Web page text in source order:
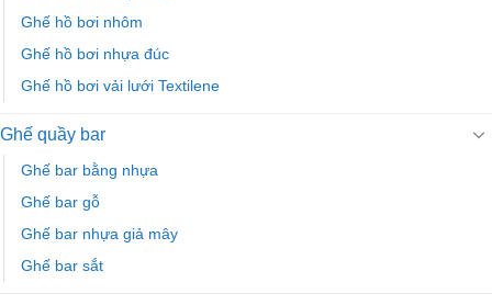
Ghế hồ bơi nhôm
Ghế hồ bơi nhựa đúc
Ghế hồ bơi vải lưới Textilene
Ghế quầy bar
Ghế bar bằng nhựa
Ghế bar gỗ
Ghế bar nhựa giả mây
Ghế bar sắt